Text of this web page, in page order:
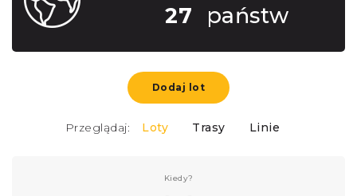
27
państw
Dodaj lot
Przeglądaj: Loty Trasy Linie
Kiedy?